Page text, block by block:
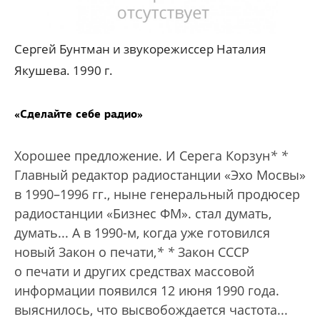
Сергей Бунтман и звукорежиссер Наталия
Якушева. 1990 г.
«Сделайте себе радио»
Хорошее предложение. И Серега Корзун* *
Главный редактор радиостанции «Эхо Мосвы»
в 1990–1996 гг., ныне генеральный продюсер
радиостанции «Бизнес ФМ». стал думать,
думать... А в 1990-м, когда уже готовился
новый Закон о печати,* * Закон СССР
о печати и других средствах массовой
информации появился 12 июня 1990 года.
выяснилось, что высвобождается частота...